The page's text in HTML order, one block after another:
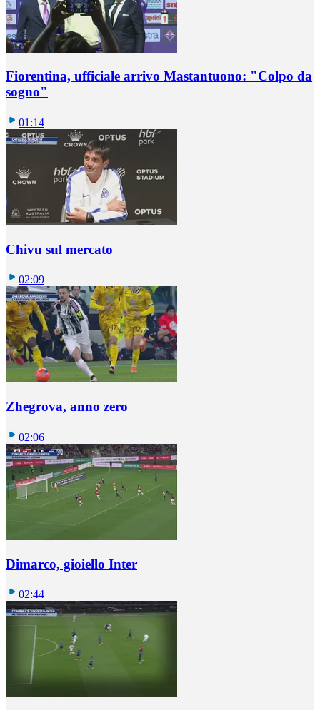
Fiorentina, ufficiale arrivo Mastantuono: "Colpo da
sogno"
01:14
Chivu sul mercato
02:09
Zhegrova, anno zero
02:06
Dimarco, gioiello Inter
02:44